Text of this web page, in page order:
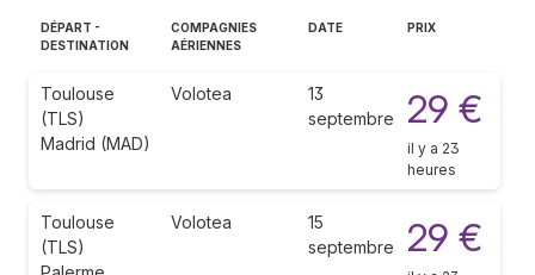
DÉPART -
DESTINATION
COMPAGNIES
AÉRIENNES
DATE PRIX
Toulouse
(TLS)
Madrid (MAD)
Volotea
13
septembre
29 €
il y a 23
heures
Toulouse
(TLS)
Volotea
15
septembre
29 €